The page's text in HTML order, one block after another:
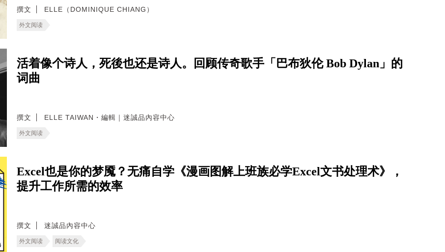
撰文 ELLE（DOMINIQUE CHIANG）
外文阅读
活着像个诗人，死後也还是诗人。回顾传奇歌手「巴布狄伦 Bob Dylan」的
词曲
撰文 ELLE TAIWAN・編輯｜迷誠品內容中心
外文阅读
Excel也是你的梦魇？无痛自学《漫画图解上班族必学Excel文书处理术》，
提升工作所需的效率
撰文 迷誠品內容中心
外文阅读 阅读文化